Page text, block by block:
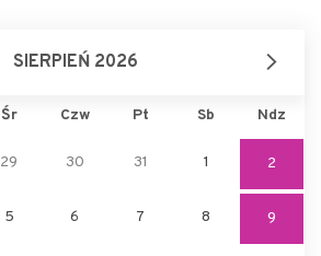
SIERPIEŃ 2026
Śr Czw Pt Sb Ndz
29 30 31 1 2
5 6 7 8 9